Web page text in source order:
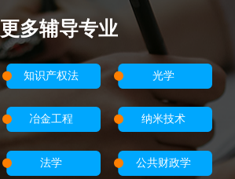
更多辅导专业
知识产权法 光学
冶金工程 纳米技术
法学 公共财政学